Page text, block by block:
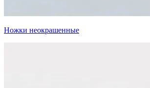
Ножки неокрашенные